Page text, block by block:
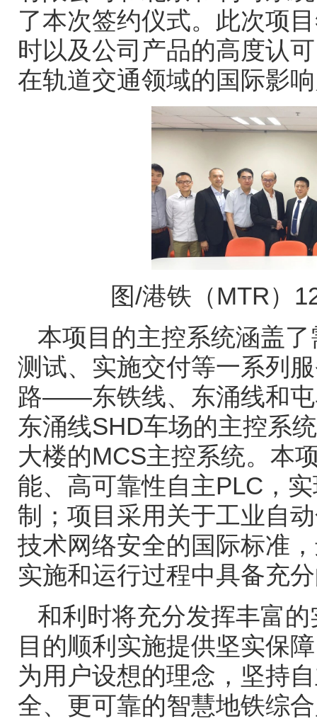
了本次签约仪式。此次项
时以及公司产品的高度认
在轨道交通领域的国际影
图/港铁（MTR）
本项目的主控系统涵盖
测试、实施交付等一系列
路——东铁线、东涌线和屯
东涌线SHD车场的主控系
大楼的MCS主控系统。本
能、高可靠性自主PLC ，
制；项目采用关于工业自
技术网络安全的国际标准
实施和运行过程中具备充
和利时将充分发挥丰富
目的顺利实施提供坚实保
为用户设想的理念，坚持
全、更可靠的智慧地铁综